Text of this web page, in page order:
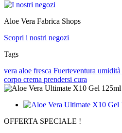
Aloe Vera Fabrica Shops
Scopri i nostri negozi
Tags
vera aloe fresca Fuerteventura umidità
corpo crema prendersi cura
OFFERTA SPECIALE !